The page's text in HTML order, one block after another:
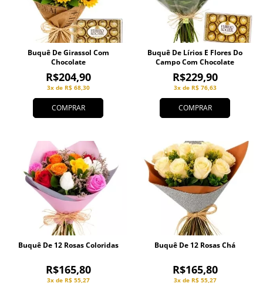
COMPRAR
3x de R$ 68,30
R$204,90
Buquê De Girassol Com
Chocolate
COMPRAR
3x de R$ 76,63
R$229,90
Buquê De Lírios E Flores Do
Campo Com Chocolate
3x de R$ 55,27
R$165,80
Buquê De 12 Rosas Coloridas
3x de R$ 55,27
R$165,80
Buquê De 12 Rosas Chá